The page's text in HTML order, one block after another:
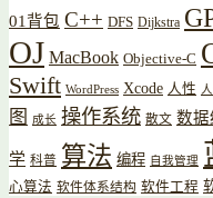
01背包 C++ DFS Dijkstra
OJ MacBook Objective-C
Swift WordPress Xcode 人性
图
成长 操作系统 散文 数据
学 科普 算法 编程 自我管理
心算法 软件体系结构 软件工程